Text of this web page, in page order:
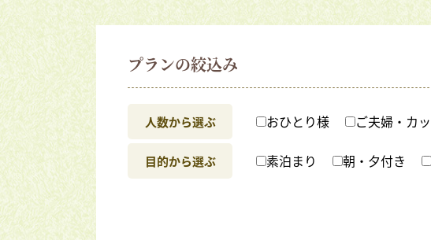
プランの絞込み
人数から選ぶ おひとり様 ご夫婦・カ
目的から選ぶ 素泊まり 朝・夕付き